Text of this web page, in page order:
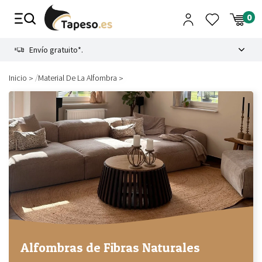
Envío gratuito*.
Inicio /Material De La Alfombra
Alfombras de Fibras Naturales